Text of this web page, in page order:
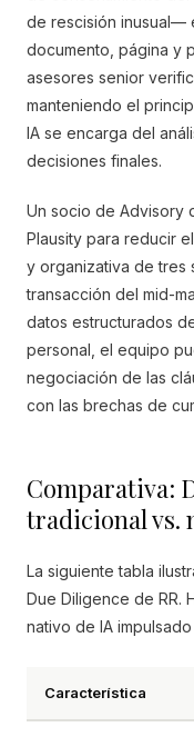
de rescisión inusual—
documento, página y
asesores senior
manteniendo el
IA se encarga del
decisiones finales.
Un socio de Advisory
Plausity para reducir
y organizativa de tres
transacción del mid-
datos estructurados
personal, el equipo
negociación de las
con las brechas de
Comparativa:
tradicional vs.
La siguiente tabla
Due Diligence de RR.
nativo de IA
Característica